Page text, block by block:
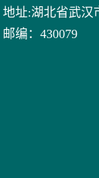
地址:湖北省武汉
邮编：430079